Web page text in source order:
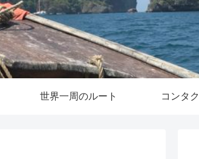
世界一周のルート コンタ